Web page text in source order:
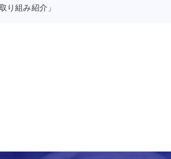
り組み紹介」